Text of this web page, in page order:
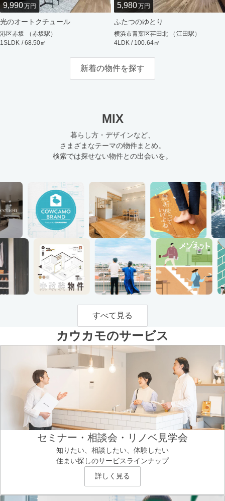
9,990万円
光のオートクチュール
港区赤坂 （赤坂駅）
1SLDK / 68.50㎡
5,980万円
ふたつのゆとり
横浜市青葉区荏田北 （江田駅）
4LDK / 100.64㎡
新着の物件を探す
MIX
暮らし方・デザインなど、
さまざまなテーマの物件まとめ。
検索では探せない物件との出会いを。
すべて見る
カウカモのサービス
セミナー・相談会・リノベ見学会
知りたい、相談したい、体験したい
住まい探しのサービスラインナップ
詳しく見る